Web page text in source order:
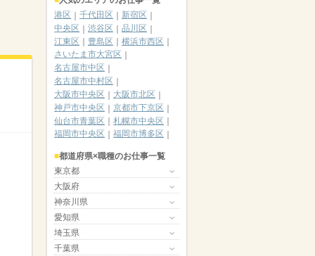
港区
千代田区
新宿区
中央区
渋谷区
品川区
江東区
豊島区
横浜市西区
さいたま市大宮区
名古屋市中区
名古屋市中村区
大阪市中央区
大阪市北区
神戸市中央区
京都市下京区
仙台市青葉区
札幌市中央区
福岡市中央区
福岡市博多区
都道府県×職種のお仕事一覧
東京都
大阪府
神奈川県
愛知県
埼玉県
千葉県